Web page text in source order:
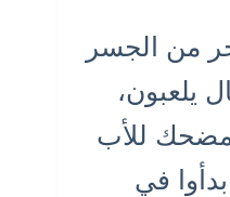
من الجسر
يلعبون،
للأب
في